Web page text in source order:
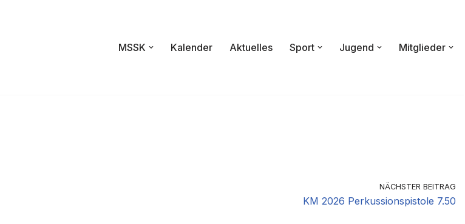
MSSK Kalender Aktuelles Sport Jugend Mitglieder
NÄCHSTER BEITRAG
KM 2026 Perkussionspistole 7.50